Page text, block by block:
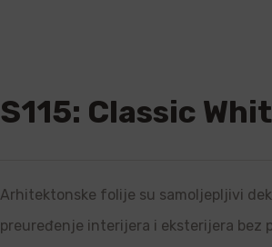
S115: Classic
Arhitektonske folije su samoljepljivi
preuređenje interijera i eksterijera bez